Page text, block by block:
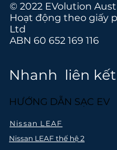
Chúng tôi
Vận chuyển
© 2022 EVolution
Hoạt động theo giấy
Ltd
ABN 60 652 169 116
Nhanh liên kết
HƯỚNG DẪN SẠC EV
Nissan LEAF
Nissan LEAF thế hệ 2